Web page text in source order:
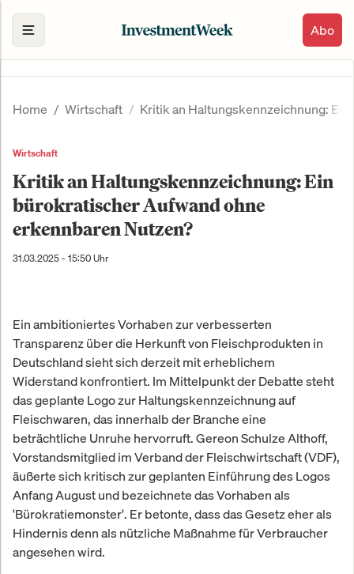
Abo
Home Wirtschaft Kritik an Haltungskennzeichnung:
Wirtschaft
Kritik an Haltungskennzeichnung: Ein
bürokratischer Aufwand ohne
erkennbaren Nutzen?
31.03.2025 - 15:50 Uhr
Ein ambitioniertes Vorhaben zur verbesserten
Transparenz über die Herkunft von Fleischprodukten in
Deutschland sieht sich derzeit mit erheblichem
Widerstand konfrontiert. Im Mittelpunkt der Debatte steht
das geplante Logo zur Haltungskennzeichnung auf
Fleischwaren, das innerhalb der Branche eine
beträchtliche Unruhe hervorruft. Gereon Schulze Althoff,
Vorstandsmitglied im Verband der Fleischwirtschaft (VDF),
äußerte sich kritisch zur geplanten Einführung des Logos
Anfang August und bezeichnete das Vorhaben als
'Bürokratiemonster'. Er betonte, dass das Gesetz eher als
Hindernis denn als nützliche Maßnahme für Verbraucher
angesehen wird.